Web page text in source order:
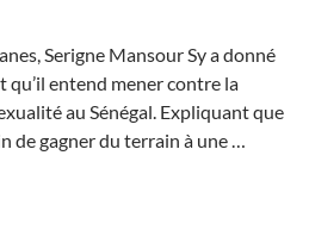
Serigne Mansour Sy a donné
qu’il entend mener contre la
au Sénégal. Expliquant que
de gagner du terrain à une …